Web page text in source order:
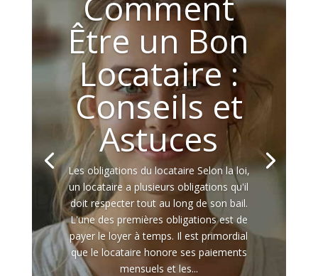
Être un Bon
Locataire :
Conseils et
Astuces
Les obligations du locataire Selon la loi,
un locataire a plusieurs obligations qu'il
doit respecter tout au long de son bail.
L'une des premières obligations est de
payer le loyer à temps. Il est primordial
que le locataire honore ses paiements
mensuels et les...